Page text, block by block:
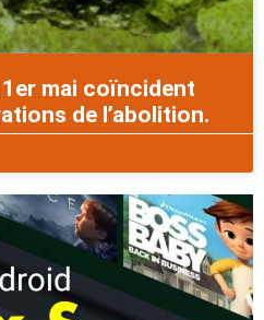
mai coïncident
de l’abolition.